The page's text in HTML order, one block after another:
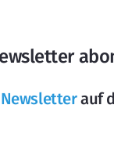
Newsletterauf